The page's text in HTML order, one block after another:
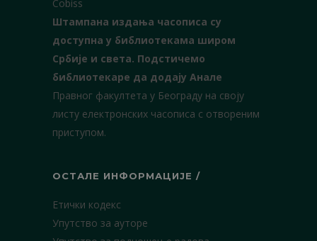
Cobiss
Штампана издања часописа су
доступна у библиотекама широм
Србије и света. Подстичемо
библиотекаре да додају Анале
Правног факултета у Београду на своју
листу електронских часописа с отвореним
приступом.
ОСТАЛЕ ИНФОРМАЦИЈЕ /
Етички кодекс
Упутство за ауторе